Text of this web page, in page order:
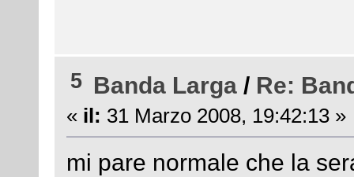
5 Banda Larga / Re:
« il: 31 Marzo 2008, 19:42:13 »
mi pare normale che la